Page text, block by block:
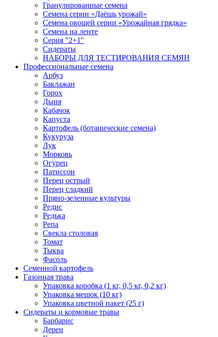
Гранулированные семена
Семена серии «Даёшь урожай»
Семена овощей серии «Урожайная грядка»
Семена на ленте
Серия "2+1"
Сидераты
НАБОРЫ ДЛЯ ТЕСТИРОВАНИЯ СЕМЯН
Профессиональные семена
Арбуз
Баклажан
Горох
Дыня
Кабачок
Капуста
Картофель (ботанические семена)
Кукуруза
Лук
Морковь
Огурец
Патиссон
Перец острый
Перец сладкий
Пряно-зеленные культуры
Редис
Редька
Репа
Свекла столовая
Томат
Тыква
Фасоль
Семенной картофель
Газонная трава
Упаковка коробка (1 кг, 0,5 кг, 0,2 кг)
Упаковка мешок (10 кг)
Упаковка цветной пакет (25 г)
Сидераты и кормовые травы
Барбарис
Дерен